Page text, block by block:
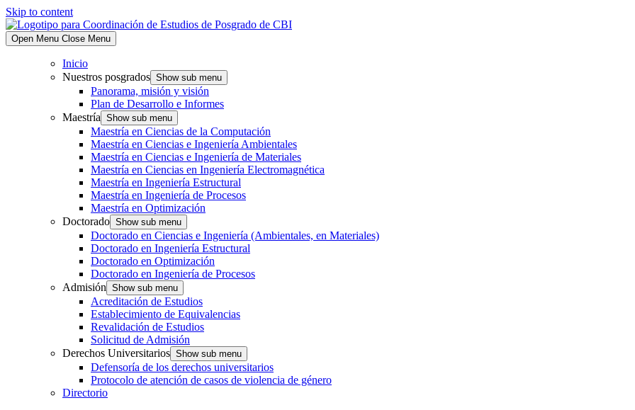
Skip to content
Open Menu Close Menu
Inicio
Nuestros posgrados Show sub menu
Panorama, misión y visión
Plan de Desarrollo e Informes
Maestría Show sub menu
Maestría en Ciencias de la Computación
Maestría en Ciencias e Ingeniería Ambientales
Maestría en Ciencias e Ingeniería de Materiales
Maestría en Ciencias en Ingeniería Electromagnética
Maestría en Ingeniería Estructural
Maestría en Ingeniería de Procesos
Maestría en Optimización
Doctorado Show sub menu
Doctorado en Ciencias e Ingeniería (Ambientales, en Materiales)
Doctorado en Ingeniería Estructural
Doctorado en Optimización
Doctorado en Ingeniería de Procesos
Admisión Show sub menu
Acreditación de Estudios
Establecimiento de Equivalencias
Revalidación de Estudios
Solicitud de Admisión
Derechos Universitarios Show sub menu
Defensoría de los derechos universitarios
Protocolo de atención de casos de violencia de género
Directorio